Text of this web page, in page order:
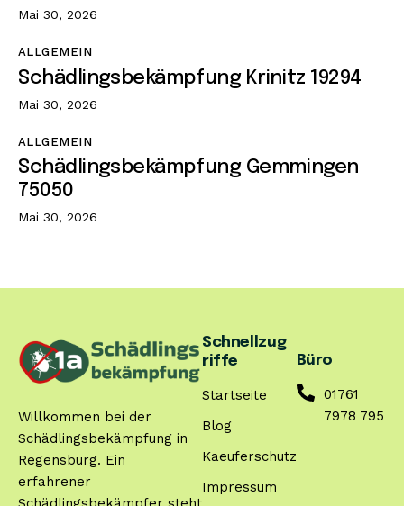
Mai 30, 2026
ALLGEMEIN
Schädlingsbekämpfung Krinitz 19294
Mai 30, 2026
ALLGEMEIN
Schädlingsbekämpfung Gemmingen
75050
Mai 30, 2026
Willkommen bei der
Schädlingsbekämpfung in
Regensburg. Ein
erfahrener
Schnellzug
riffe
Startseite
Blog
Kaeuferschutz
Impressum
Büro
01761
7978 795